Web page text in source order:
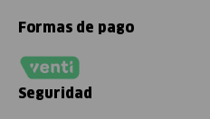
Formas de pago
Seguridad